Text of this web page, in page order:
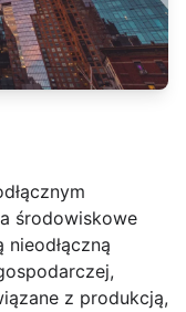
środowiskowe
z produkcją,